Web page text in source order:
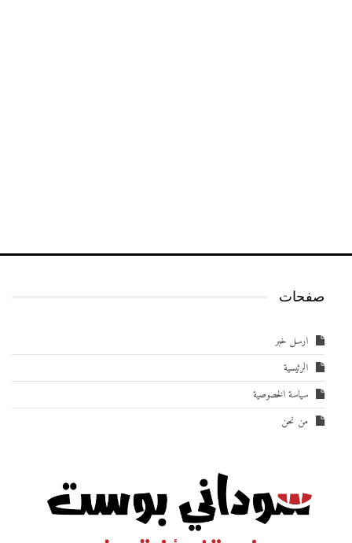
صفحات
ارسل خبر
الرئيسية
سياسة الخصوصية
من نحن